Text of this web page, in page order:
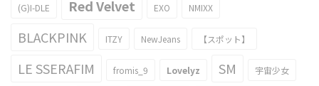
(G)I-DLE Red Velvet EXO NMIXX
BLACKPINK ITZY NewJeans 【スポット】
LE SSERAFIM fromis_9 Lovelyz SM 宇宙少女